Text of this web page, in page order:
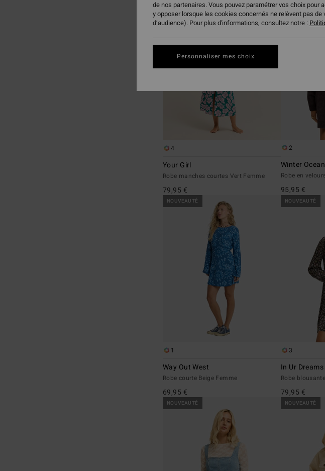
aux
critères
filtrage
recherche
a
trier
4
Your Girl
Robe manches courtes Vert Femme
79,95 €
2
Winter Ocean
Robe en
95,95 €
NOUVEAUTÉ
1
Way Out West
Robe courte Beige Femme
69,95 €
NOUVEAUTÉ
3
In Ur Dreams
Robe
79,95 €
NOUVEAUTÉ NOUVEAUTÉ
de nos partenaires. Vous pouvez paramétrer vos choix
y opposer lorsque les cookies concernés ne relèvent pas
d’audience). Pour plus d'informations, consultez notre :
Personnaliser mes choix